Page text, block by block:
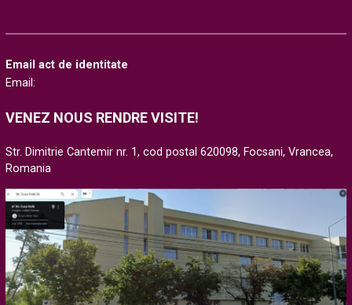
Email act de identitate
Email:
VENEZ NOUS RENDRE VISITE!
Str. Dimitrie Cantemir nr. 1, cod postal 620098, Focsani, Vrancea,
Romania